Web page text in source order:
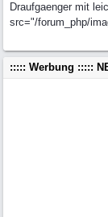
Draufgaenger mit
src="/forum_php/
::::: Werbung :::::